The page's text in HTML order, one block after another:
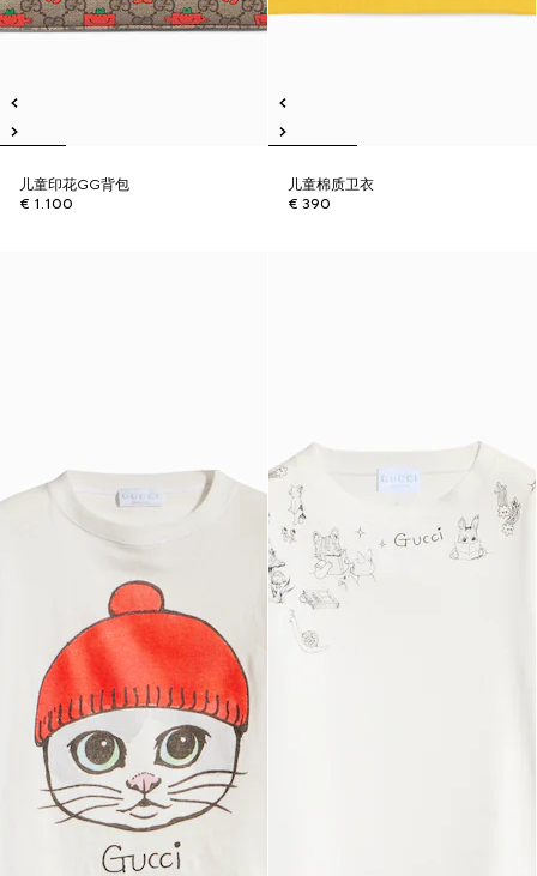
儿童印花GG背包
€ 1.100
儿童棉质卫衣
€ 390